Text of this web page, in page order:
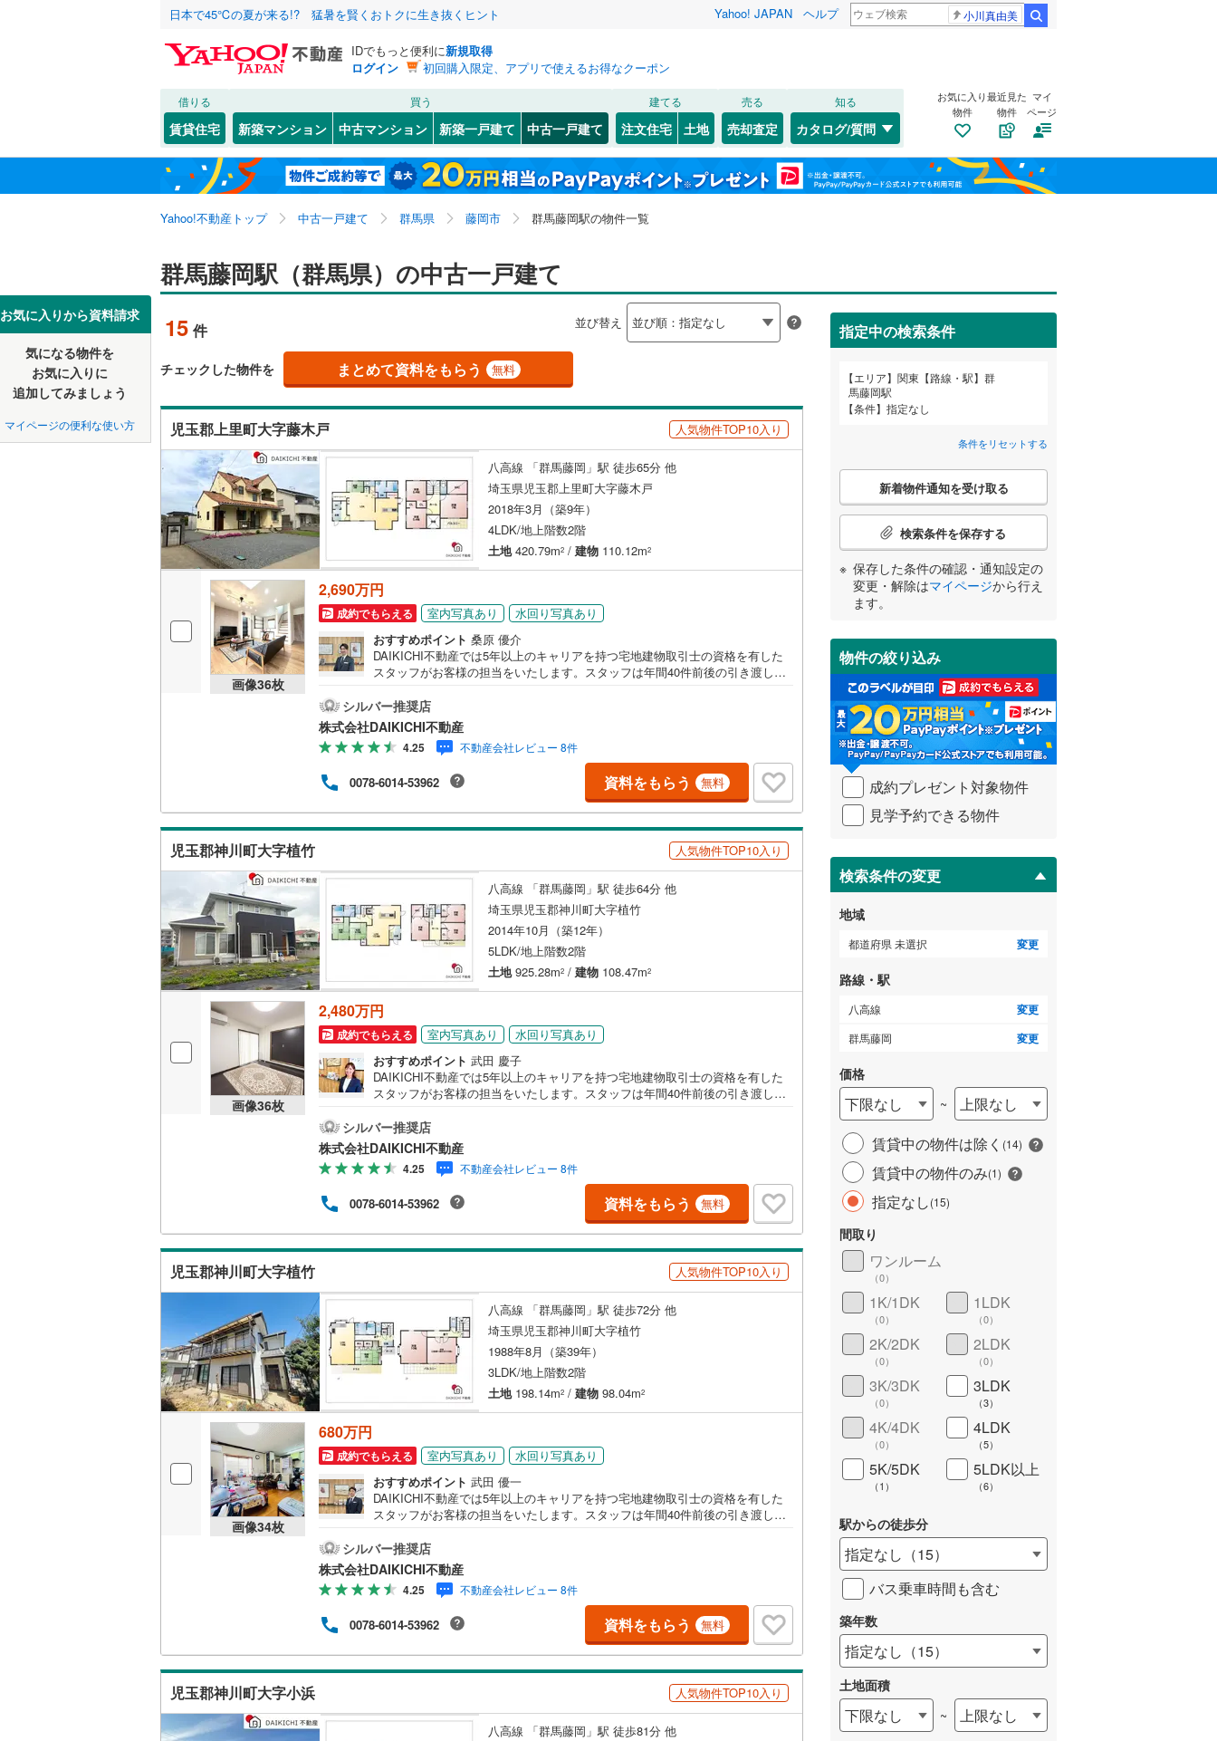
日本で45℃の夏が来る!? 猛暑を賢くおトクに生き抜くヒント Yahoo! JAPAN ヘルプ 小川真由美
IDでもっと便利に新規取得
ログイン
初回購入限定、アプリで使えるお得なクーポン
借りる
賃貸住宅
買う
新築マンション 中古マンション 新築一戸建て 中古一戸建て
建てる
注文住宅 土地
売る
売却査定
知る
カタログ/質問
お気に入り
物件
最近見た
物件
マイ
ページ
Yahoo!不動産トップ 中古一戸建て 群馬県 藤岡市 群馬藤岡駅の物件一覧
お気に入りから資料請求
気になる物件を
お気に入りに
追加してみましょう
マイページの便利な使い方
群馬藤岡駅（群馬県）の中古一戸建て
15 件 並び替え
チェックした物件を まとめて資料をもらう 無料
児玉郡上里町大字藤木戸 人気物件TOP10入り
八高線 「群馬藤岡」駅 徒歩65分 他
埼玉県児玉郡上里町大字藤木戸
2018年3月（築9年）
4LDK/地上階数2階
土地420.79m2 / 建物 110.12m2
画像36枚
2,690万円
成約でもらえる 室内写真あり
水回り写真あり
おすすめポイント 桑原 優介
DAIKICHI不動産では5年以上のキャリアを持つ宅地建物取引士の資格を有した
スタッフがお客様の担当をいたします。スタッフは年間40件前後の引き渡しを
住宅ローンや火災保険、ライフライン（電気、ガス、水道等）や税金の控除手
続きまで、不動産購入に関わる全ての手続きを私共がサポートいたします。お
客様のご不明点は丁寧にご説明いたしますのでご安心ください。その他物件以
外にかかる諸経費について、「どこに、なんで、いくら」全てご説明いたしま
す。いつでもお気軽にお問い合わせください。
シルバー推奨店
株式会社DAIKICHI不動産
4.25 不動産会社レビュー 8件
0078-6014-53962 資料をもらう 無料
児玉郡神川町大字植竹 人気物件TOP10入り
八高線 「群馬藤岡」駅 徒歩64分 他
埼玉県児玉郡神川町大字植竹
2014年10月（築12年）
5LDK/地上階数2階
土地925.28m2 / 建物 108.47m2
画像36枚
2,480万円
成約でもらえる 室内写真あり
水回り写真あり
おすすめポイント 武田 慶子
DAIKICHI不動産では5年以上のキャリアを持つ宅地建物取引士の資格を有した
スタッフがお客様の担当をいたします。スタッフは年間40件前後の引き渡しを
住宅ローンや火災保険、ライフライン（電気、ガス、水道等）や税金の控除手
続きまで、不動産購入に関わる全ての手続きを私共がサポートいたします。お
客様のご不明点は丁寧にご説明いたしますのでご安心ください。その他物件以
外にかかる諸経費について、「どこに、なんで、いくら」全てご説明いたしま
す。いつでもお気軽にお問い合わせください。
シルバー推奨店
株式会社DAIKICHI不動産
4.25 不動産会社レビュー 8件
0078-6014-53962 資料をもらう 無料
児玉郡神川町大字植竹 人気物件TOP10入り
八高線 「群馬藤岡」駅 徒歩72分 他
埼玉県児玉郡神川町大字植竹
1988年8月（築39年）
3LDK/地上階数2階
土地198.14m2 / 建物 98.04m2
画像34枚
680万円
成約でもらえる 室内写真あり
水回り写真あり
おすすめポイント 武田 優一
DAIKICHI不動産では5年以上のキャリアを持つ宅地建物取引士の資格を有した
スタッフがお客様の担当をいたします。スタッフは年間40件前後の引き渡しを
住宅ローンや火災保険、ライフライン（電気、ガス、水道等）や税金の控除手
続きまで、不動産購入に関わる全ての手続きを私共がサポートいたします。お
客様のご不明点は丁寧にご説明いたしますのでご安心ください。その他物件以
外にかかる諸経費について、「どこに、なんで、いくら」全てご説明いたしま
す。いつでもお気軽にお問い合わせください。
シルバー推奨店
株式会社DAIKICHI不動産
4.25 不動産会社レビュー 8件
0078-6014-53962 資料をもらう 無料
児玉郡神川町大字小浜 人気物件TOP10入り
八高線 「群馬藤岡」駅 徒歩81分 他
指定中の検索条件
エリア
関東【路線・駅】群
馬藤岡駅
条件
指定なし
条件をリセットする
こ
検
条
件
受
け
取
る
・
条
件
を
イ
ペ
ジ
に
保
存
す
る
新着物件通知を受け取る
検索条件を保存する
保存した条件の確認・通知設定の
変更・解除はマイページから行え
ます。
物件の絞り込み
成約プレゼント対象物件
見学予約できる物件
検索条件の変更
地域
都道府県 未選択 変更
路線・駅
八高線 変更
群馬藤岡 変更
価格
下限なし ~
上限なし
賃貸中の物件は除く (14)
賃貸中の物件のみ(1)
指定なし(15)
間取り
ワンルーム
（0）
1K/1DK
（0）
1LDK
（0）
2K/2DK
（0）
2LDK
（0）
3K/3DK
（0）
3LDK
（3）
4K/4DK
（0）
4LDK
（5）
5K/5DK
（1 ）
5LDK以上
（6）
駅からの徒歩分
指定なし （15）
バス乗車時間も含む
築年数
指定なし （15）
土地面積
下限なし ~ 上限なし
北海道 北海道
東北 青森 岩手 宮城 秋田 山形 福島
関東 東京 神奈川 埼玉 千葉
信越・北陸 新潟 長野 富山
三重
近畿 大阪 兵庫
中国 鳥取 島根 岡山 広島 山口
四国 愛媛 高知
九州・沖縄 福岡 佐賀 長崎 鹿児島 沖縄
該当物件0件 この条件で検索する
該当物件0件 この条件で検索する
該当物件0件 この条件で検索する
JR 東北本線(724) 常磐線(527) 水郡線(100
川越線(304) 高崎線(666) 上越線(114
吾妻線(27) 両毛線(337) 水戸線(89)
日光線 ( 121) 烏山線(91
(925)
内房線(332)
鹿島線(11) 久留里線(103)
東金線(127) 山手線 (206)
南武線(177) 鶴見線(44) 武蔵野線(619)
中央本線（JR東日本） 青梅線(165)
五日市線(85) 小海線(7)
(396)
総武線(470) 御殿場線(52) 身延線(175)
東北新幹線(202) 上越新幹線 山形新幹線
秋田新幹線(79) 東海道新幹線(34)
地下鉄 東京メトロ丸ノ内方南支線(29)
東京メトロ日比谷線( 東京メトロ千代田線(118)
東京メトロ有楽町線 (161) 東京メトロ南北線(89)
東京メトロ副都心線( 都営浅草線( 72 ) 都営三田線(122)
横浜市営地下鉄ブルーライン
(160)
私鉄・その他 わたらせ渓谷鐵道(21 真岡鐵道 いすみ鉄道
鹿島臨海鉄道大洗鹿島線(140) ひたちなか海浜鉄道湊線(36) 銚子電気鉄道
小湊鐵道(71 千葉都市モノレール
上毛電気鉄道上毛線 ( 119)
流鉄流山線(37) つくばエクスプレス(288) 京成成田高速鉄道アクセス線(7)
京成本線(405) 京成千葉線(56)
京成金町線(52 ) 京成松戸線
166 山万ユーカリが丘線(34 芝山鉄道 (
東武亀戸線(27) 東武桐生線
52) 東武日光線 (158 )
東武鬼怒川線(8) 東武宇都宮線(121) 東武野田線
東武東上線(824) 東武越生線 野岩鉄道会津鬼怒川線
)
西武池袋線(676) 西武秩父線 西武有楽町線
西武国分寺線 西武多摩湖線(
西武多摩川線
西武狭山線(55
西武山口線(35) 京王線 京王高尾線 ( 153
京王相模原線(289) 京王井の頭線(130) 小田急小田原線
小田急江ノ島線 (366 ) 小田急多摩線 88 ) 東急東横線(225
東急多摩川線(27) 東急田園都市線(348
東急池上線(68 東急目黒線(106)
こどもの国線(73 東急新横浜線( 60 京急本線
京急空港線(7) 京急大師線(21) 京急逗子線( 41)
107) 東京モノレール(
都営日暮里・舎人ライナー 相模鉄道本線(455
該当物件0件 この条件で検索する
(16) (19) (22) (25) 箱根ケ崎 ( 20) (53) (20) (19) (13) (4)
(10) (4) (2) ( (6)
該当物件0件 この条件で検索する
こだわり条件 リフォーム、リノベーション
リノベーション・リフォーム
（4）
築古・築30年以上（10）
設備
床暖房 0）
駐車場2台以上（10） ビルトインガレージ（1） 太陽光発電システム（0）
（5）
防犯カメラ（ 0）
バリアフリー住宅（1）
）
平屋・1階建て 3階建て以上（0）
サービスルーム（納戸）（4）
最寄りの駅が始発駅 小学校まで1km以内（0）
配置、向き、建ち方、日当たり
前道6m以上（2） 角地（1） 南道路（6）
平坦地（5）
LD
リビングダイニング15畳以上
対面キッチン
販売、価格、契約、入居関連など
）
浴室
浴室乾燥機あり（2）
収納
ウォークインクローゼット
（5）
バルコニー、庭
ウッドデッキあり（0）
耐震、免震、制震構造
（0）
住宅性能評価付き 長期優良住宅 ）
オンライン対応
オンライン内見(相談)可
詳しく見る
該当物件0件 この条件で検索する
検索条件を保存しました
この検索条件の新着物件通知は、 マイページから設定できます。
保存した条件を見る
関東、群馬藤岡駅
検索条件を保存する
マイページ
お気に入りリストを見る
閉じる
お気に入りリストを見る
閉じる